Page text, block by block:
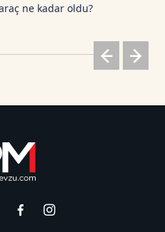
ne kadar oldu?